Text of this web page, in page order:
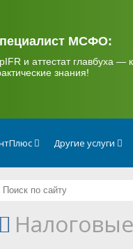
МСФО:
и аттестат главбуха —
знания!
Другие услуги